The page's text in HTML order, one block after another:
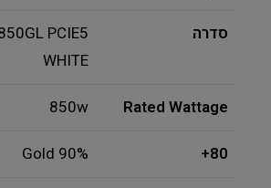
סדרה
PCIE5
WHITE
Rated Wattage
850w
80+
Gold 90%